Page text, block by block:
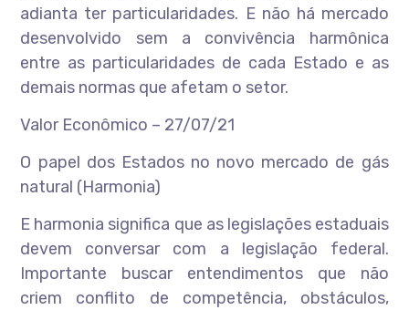
adianta ter particularidades. E não há mercado
desenvolvido sem a convivência harmônica
entre as particularidades de cada Estado e as
demais normas que afetam o setor.
Valor Econômico – 27/07/21
O papel dos Estados no novo mercado de gás
natural (Harmonia)
E harmonia significa que as legislações estaduais
devem conversar com a legislação federal.
Importante buscar entendimentos que não
criem conflito de competência, obstáculos,